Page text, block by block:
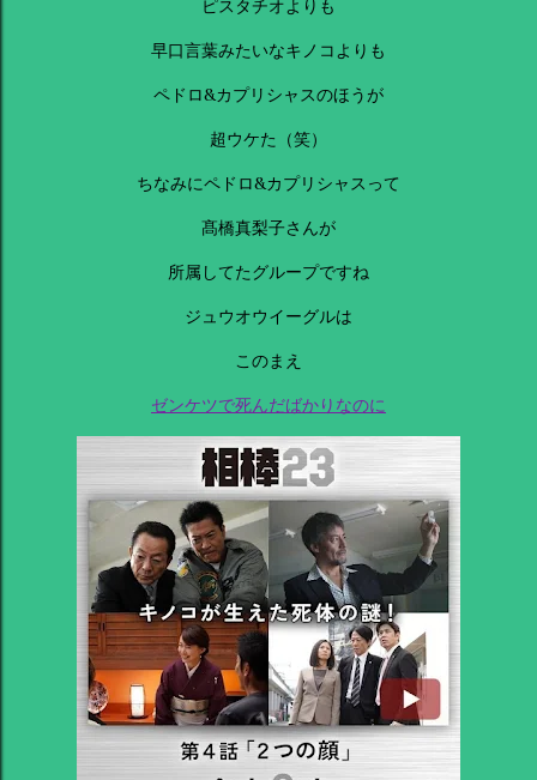
ピスタチオよりも
早口言葉みたいなキノコよりも
ペドロ&カプリシャスのほうが
超ウケた（笑）
ちなみにペドロ&カプリシャスって
髙橋真梨子さんが
所属してたグループですね
ジュウオウイーグルは
このまえ
ゼンケツで死んだばかりなのに